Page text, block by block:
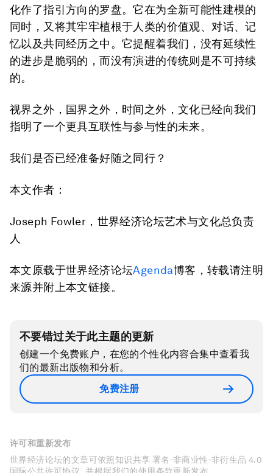
化作了指引方向的罗盘。它在为全新可能性建模的
同时，又将其牢牢植根于人类的价值观、对话、记
忆以及共同经历之中。它提醒着我们，没有延续性
的进步是脆弱的，而没有演进的传统则是不可持续
的。
视界之外，国界之外，时间之外，文化已经向我们
指明了一个更具互联性与参与性的未来。
我们是否已经准备好随之同行？
本文作者：
Joseph Fowler，世界经济论坛艺术与文化总负责
人
本文原载于世界经济论坛Agenda博客，转载请注明
来源并附上本文链接。
不要错过关于此主题的更新
创建一个免费账户，在您的个性化内容合集中查看我
们的最新出版物和分析。
免费注册
许可和重新发布
世界经济论坛的文章可依照知识共享 署名-非商业性-非衍生品 4.0